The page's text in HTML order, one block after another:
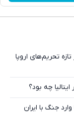
تحریم‌های اروپا
چه بود؟
جنگ با ایران